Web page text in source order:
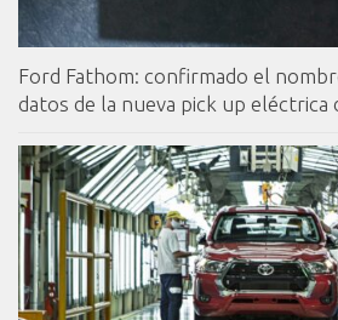
Ford Fathom: confirmado el
datos de la nueva pick up eléctrica